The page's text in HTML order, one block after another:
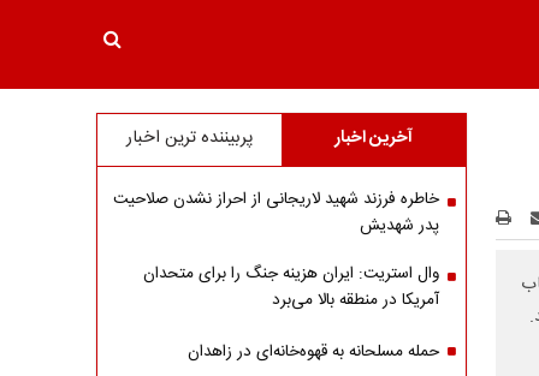
آخرین اخبار پربیننده ترین اخبار
خاطره فرزند شهید لاریجانی از احراز نشدن صلاحیت
پدر شهدیش
وال استریت: ایران هزینه جنگ را برای متحدان
آمریکا در منطقه بالا می‌برد
حمله مسلحانه به قهوه‌خانه‌ای در زاهدان